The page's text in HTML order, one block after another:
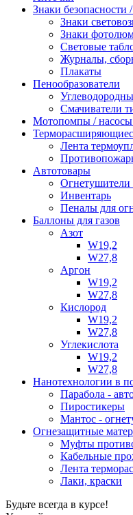
Знаки безопасности
Знаки
Знаки
Световые
Журналы,
Плакаты
Пенообразователи
Смачиватели
Мотопомпы /
Лента
Автотовары
Огнетушители
Инвентарь
Пеналы для
Баллоны для газов
Азот
W19,2
W27,8
Аргон
W19,2
W27,8
Кислород
W19,2
W27,8
Углекислота
W19,2
W27,8
Нанотехнологии в
Парабола -
Пиростикеры
Мантос -
Огнезащитные
Муфты
Кабельные
Лента
Лаки, краски
Будьте всегда в курсе!